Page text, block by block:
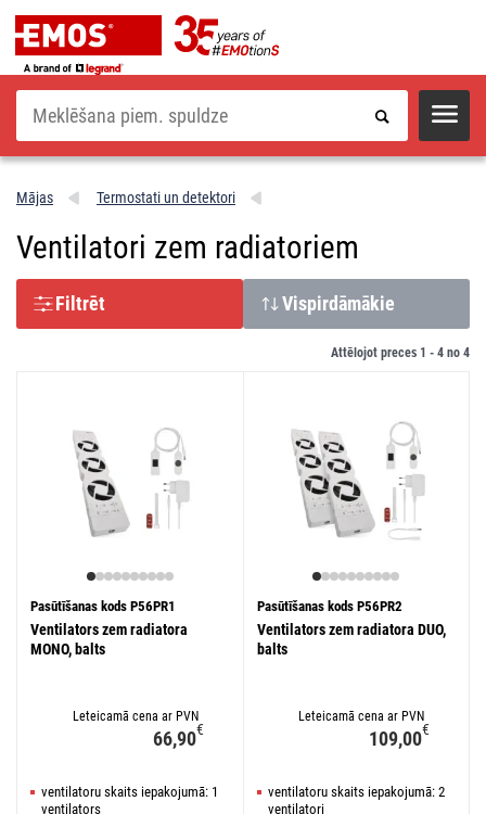
Meklēšana
Mājas Termostati un detektori
Ventilatori zem radiatoriem
Filtrēt Vispirdāmākie
Attēlojot preces 1 - 4 no 4
Pasūtīšanas kods P56PR1
Ventilators zem radiatora
MONO, balts
Leteicamā cena ar PVN
66,90€
ventilatoru skaits iepakojumā: 1
ventilators
Pasūtīšanas kods P56PR2
Ventilators zem radiatora DUO,
balts
Leteicamā cena ar PVN
109,00€
ventilatoru skaits iepakojumā: 2
ventilatori